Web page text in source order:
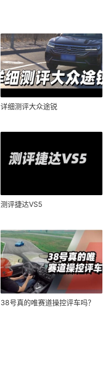
详细测评大众途锐
测评捷达VS5
38号真的唯赛道操控评车吗？